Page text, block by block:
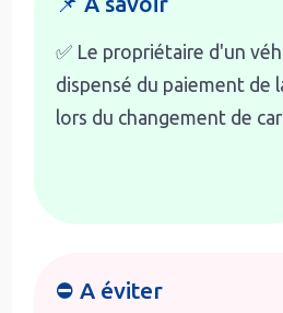
✅ Le propriétaire d'un
dispensé du paiement de
lors du changement de
⛔ A éviter